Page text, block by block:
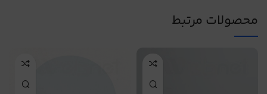
محصولات مرتبط